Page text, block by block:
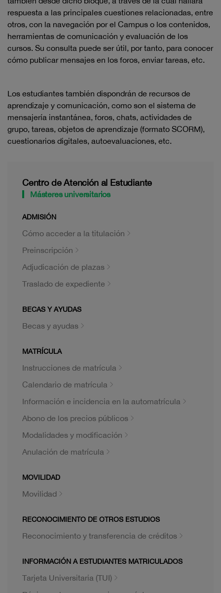
respuesta a las principales cuestiones relacionadas, entre
otros, con la navegación por el Campus o los contenidos,
herramientas de comunicación y evaluación de los
cursos. Su consulta puede ser útil, por tanto, para conocer
cómo publicar mensajes en los foros, enviar tareas, etc.
Los estudiantes también dispondrán de recursos de
aprendizaje y comunicación, como son el sistema de
mensajería instantánea, foros, chats, actividades de
grupo, tareas, objetos de aprendizaje (formato SCORM),
cuestionarios digitales, autoevaluaciones, etc.
Centro de Atención al Estudiante
Másteres universitarios
ADMISIÓN
Cómo acceder a la titulación
Preinscripción
Adjudicación de plazas
Traslado de expediente
BECAS Y AYUDAS
Becas y ayudas
MATRÍCULA
Instrucciones de matrícula
Calendario de matrícula
Información e incidencia en la automatrícula
Abono de los precios públicos
Modalidades y modificación
Anulación de matrícula
MOVILIDAD
Movilidad
RECONOCIMIENTO DE OTROS ESTUDIOS
Reconocimiento y transferencia de créditos
INFORMACIÓN A ESTUDIANTES MATRICULADOS
Tarjeta Universitaria (TUI)